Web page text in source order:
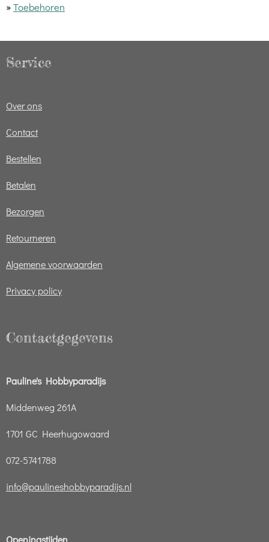
»Toebehoren
Service
Over ons
Contact
Bestellen
Betalen
Bezorgen
Retourneren
Algemene voorwaarden
Privacy policy
Contactgegevens
Pauline's Hobbyparadijs
Middenweg 261A
1701 GC Heerhugowaard
072-5741788
info@paulineshobbyparadijs.nl
Openingstijden